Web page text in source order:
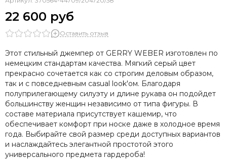
22 600 руб
Оставить отзыв
Этот стильный джемпер от GERRY WEBER изготовлен по
немецким стандартам качества. Мягкий серый цвет
прекрасно сочетается как со строгим деловым образом,
так и с повседневным casual look'ом. Благодаря
полуприлегающему силуэту и длине рукава он подойдет
большинству женщин независимо от типа фигуры. В
составе материала присутствует кашемир, что
обеспечивает комфорт при носке даже в холодное время
года. Выбирайте свой размер среди доступных вариантов
и наслаждайтесь элегантной простотой этого
универсального предмета гардероба!